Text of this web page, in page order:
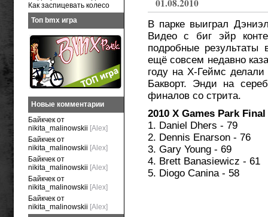
01.08.2010
В парке выиграл
Видео с биг эйр
подробные
ещё совсем недавно
году на Х-Геймс
Бакворт. Энди на
финалов со стрита.
2010 X Games Park
1. Daniel Dhers - 79
2. Dennis Enarson - 76
3. Gary Young - 69
4. Brett Banasiewicz - 61
5. Diogo Canina - 58
Как заспицевать колесо
Топ bmx игра
Новые комментарии
Байкчек от
nikita_malinowskii [Alex]
Байкчек от
nikita_malinowskii [Alex]
Байкчек от
nikita_malinowskii [Alex]
Байкчек от
nikita_malinowskii [Alex]
Байкчек от
nikita_malinowskii [Alex]